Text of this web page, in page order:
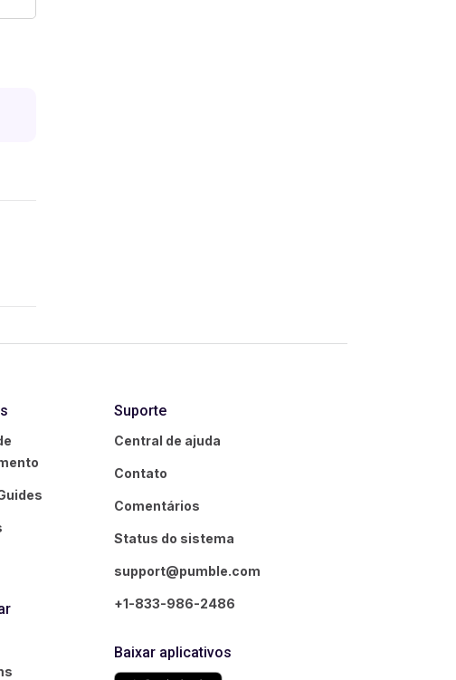
Suporte
Central de ajuda
Contato
Comentários
Status do sistema
support@pumble.com
+1-833-986-2486
Baixar aplicativos